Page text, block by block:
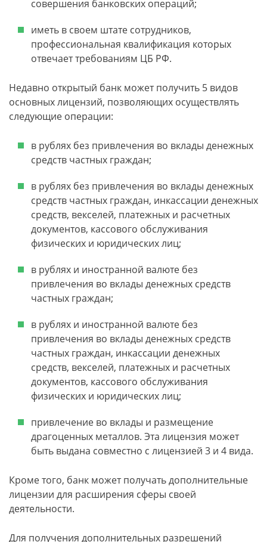
совершения банковских операций;
иметь в своем штате сотрудников,
профессиональная квалификация которых
отвечает требованиям ЦБ РФ.
Недавно открытый банк может получить 5 видов
основных лицензий, позволяющих осуществлять
следующие операции:
в рублях без привлечения во вклады денежных
средств частных граждан;
в рублях без привлечения во вклады денежных
средств частных граждан, инкассации денежных
средств, векселей, платежных и расчетных
документов, кассового обслуживания
физических и юридических лиц;
в рублях и иностранной валюте без
привлечения во вклады денежных средств
частных граждан;
в рублях и иностранной валюте без
привлечения во вклады денежных средств
частных граждан, инкассации денежных
средств, векселей, платежных и расчетных
документов, кассового обслуживания
физических и юридических лиц;
привлечение во вклады и размещение
драгоценных металлов. Эта лицензия может
быть выдана совместно с лицензией 3 и 4 вида.
Кроме того, банк может получать дополнительные
лицензии для расширения сферы своей
деятельности.
Для получения дополнительных разрешений